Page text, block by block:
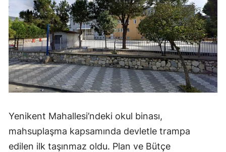
Yenikent Mahallesi’ndeki okul binası,
mahsuplaşma kapsamında devletle trampa
edilen ilk taşınmaz oldu. Plan ve Bütçe